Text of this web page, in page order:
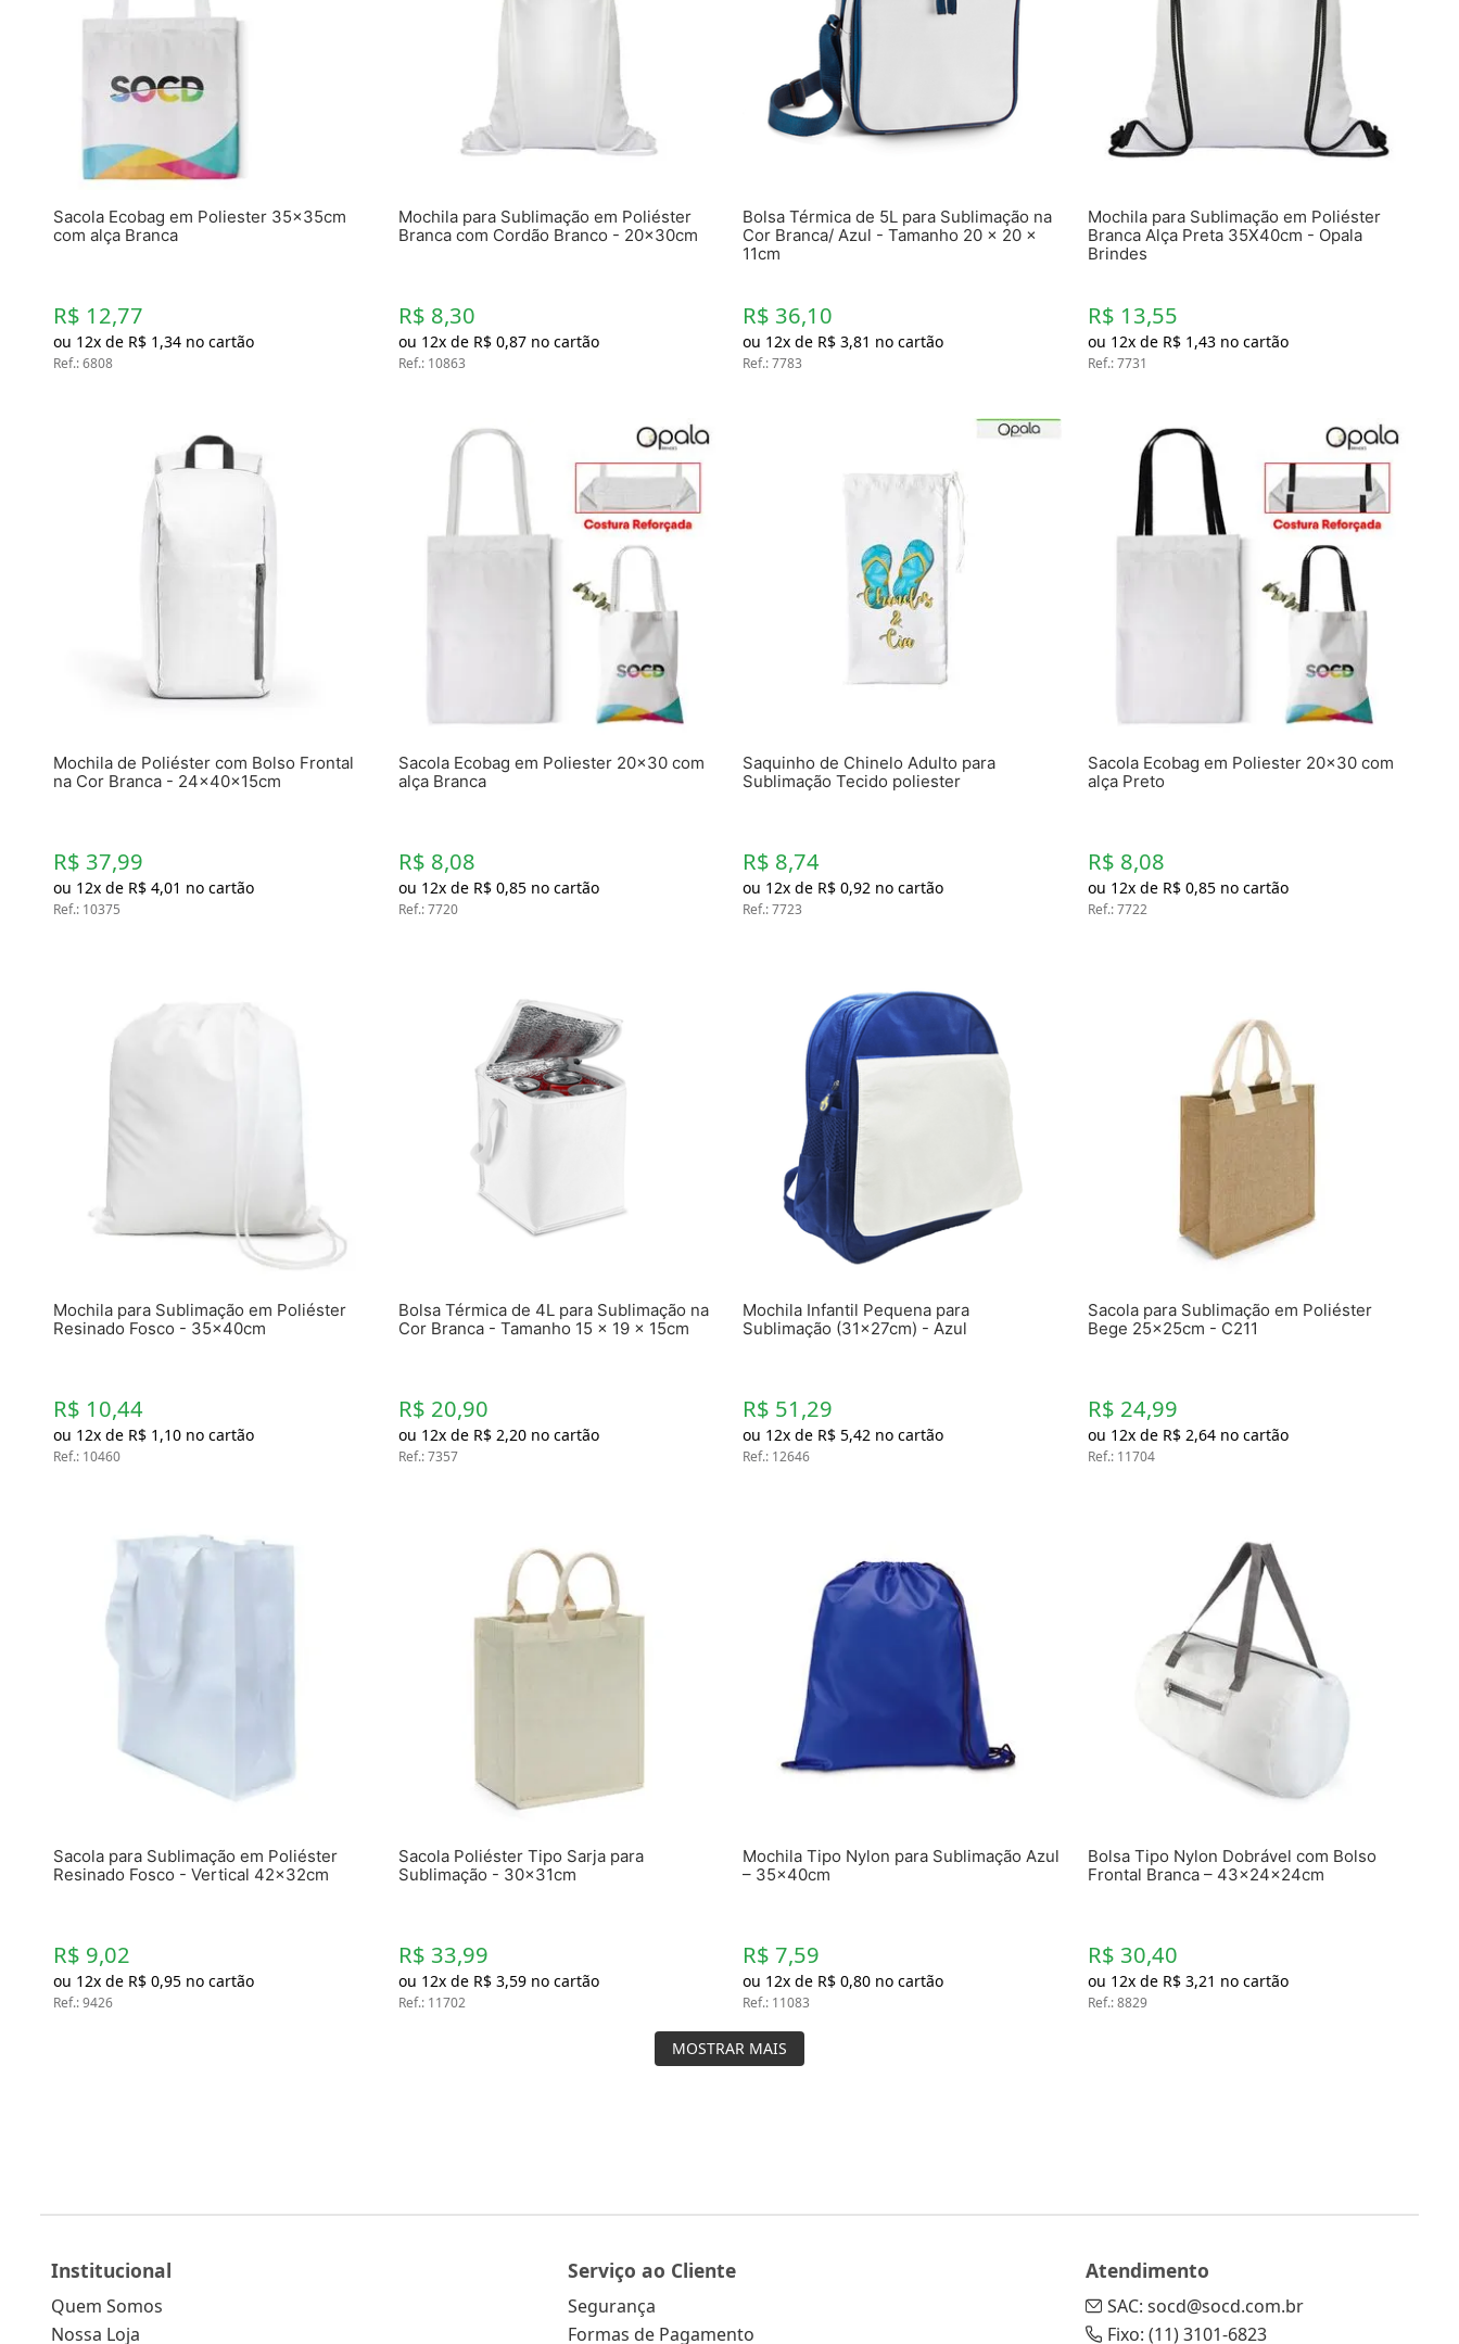
Sacola Ecobag em Poliester 35x35cm
com alça Branca
R$ 12,77
ou 12x de R$ 1 ,34 no cartão
Ref.:6808
Mochila para Sublimação em Poliéster
Branca com Cordão Branco - 20x30cm
R$ 8,30
ou 12x de R$ 0,87no cartão
Ref.: 10863
Bolsa Térmica de 5L para Sublimação na
Cor Branca/ Azul - Tamanho 20 x 20 x
11cm
R$ 36,10
ou 12x de R$ 3,81 no cartão
Ref.:7783
Mochila para Sublimação em Poliéster
Branca Alça Preta 35X40cm - Opala
Brindes
R$ 13,55
ou 12x de R$ 1 ,43no cartão
Ref.:7731
Mochila de Poliéster com Bolso Frontal
na Cor Branca - 24x40x15cm
R$ 37,99
ou 12x de R$ 4,01 no cartão
Ref.: 10375
Sacola Ecobag em Poliester 20x30 com
alça Branca
R$ 8,08
ou 12x de R$ 0,85no cartão
Ref.:7720
Saquinho de Chinelo Adulto para
Sublimação Tecido poliester
R$ 8,74
ou 12x de R$ 0,92 no cartão
Ref.:7723
Sacola Ecobag em Poliester 20x30 com
alça Preto
R$ 8,08
ou 12x de R$ 0,85no cartão
Ref.:7722
Mochila para Sublimação em Poliéster
Resinado Fosco - 35x40cm
R$ 10,44
ou 12x de R$ 1 ,10 no cartão
Ref.: 10460
Bolsa Térmica de 4L para Sublimação na
Cor Branca - Tamanho 15 x 19 x 15cm
R$ 20,90
ou 12x de R$ 2,20no cartão
Ref.:7357
Mochila Infantil Pequena para
Sublimação (31x27cm) - Azul
R$ 51,29
ou 12x de R$ 5,42 no cartão
Ref.: 12646
Sacola para Sublimação em Poliéster
Bege 25x25cm - C211
R$ 24,99
ou 12x de R$ 2,64no cartão
Ref.: 11704
Sacola para Sublimação em Poliéster
Resinado Fosco - Vertical 42x32cm
R$ 9,02
ou 12x de R$ 0,95 no cartão
Ref.:9426
Sacola Poliéster Tipo Sarja para
Sublimação - 30x31cm
R$ 33,99
ou 12x de R$ 3,59no cartão
Ref.: 11702
Mochila Tipo Nylon para Sublimação Azul
– 35x40cm
R$ 7,59
ou 12x de R$ 0,80 no cartão
Ref.: 11083
Bolsa Tipo Nylon Dobrável com Bolso
Frontal Branca – 43x24x24cm
R$ 30,40
ou 12x de R$ 3,21 no cartão
Ref.:8829
MOSTRAR MAIS
Institucional
Quem Somos
Nossa Loja
Serviço ao Cliente
Segurança
Formas de Pagamento
Atendimento
SAC: socd@socd.com.br
Fixo: (11) 3101-6823